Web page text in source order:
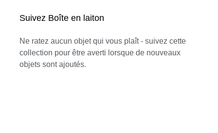
Suivez Boîte en laiton
Ne ratez aucun objet qui vous plaît - suivez cette
collection pour être averti lorsque de nouveaux
objets sont ajoutés.